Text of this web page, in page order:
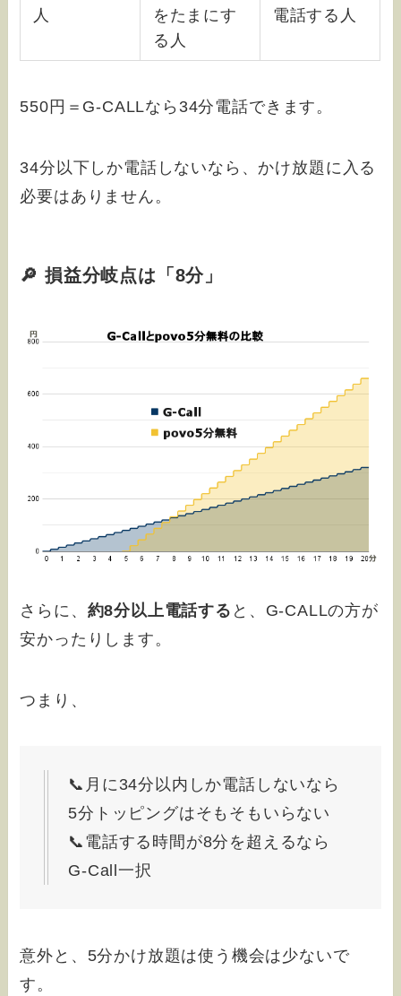
人
をたまにす
る人
電話する人
550円＝G-CALLなら34分電話できます。
34分以下しか電話しないなら、かけ放題に入る
必要はありません。
🔎 損益分岐点は「8分」
さらに、 約8分以上電話する と、G-CALLの方が
安かったりします。
つまり、
📞月に34分以内しか電話しないなら
5分トッピングはそもそもいらない
📞電話する時間が8分を超えるなら
G-Call一択
意外と、5分かけ放題は使う機会は少ないで
す。